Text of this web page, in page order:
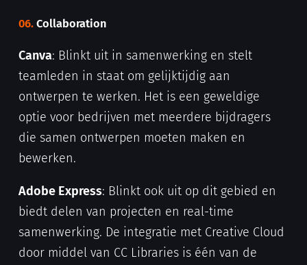
06. Collaboration
Canva: Blinkt uit in samenwerking en stelt
teamleden in staat om gelijktijdig aan
ontwerpen te werken. Het is een geweldige
optie voor bedrijven met meerdere bijdragers
die samen ontwerpen moeten maken en
bewerken.
Adobe Express: Blinkt ook uit op dit gebied en
biedt delen van projecten en real-time
samenwerking. De integratie met Creative Cloud
door middel van CC Libraries is één van de